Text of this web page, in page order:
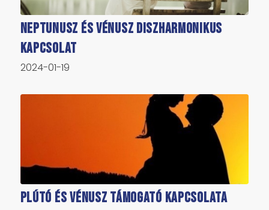
Neptunusz és Vénusz diszharmonikus
kapcsolat
2024-01-19
Plútó és Vénusz támogató kapcsolata